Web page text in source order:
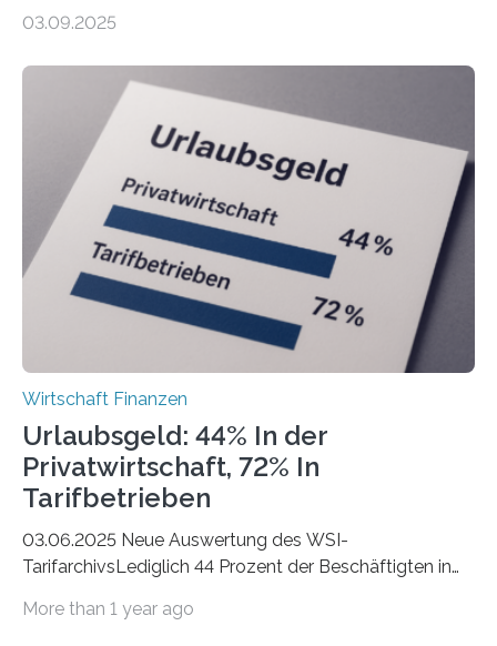
Landkreise mit den meisten Gründungen von
ist demnach Berlin. Betrachtet man nur die Gründungen
der Freiberuflerinnen, so liegt Leipzig an der Spitze. In
Berlin starteten in 2024 die meisten Personen in eine
eigene freiberufliche Existenz, dahinter folgten die
Städte Hamburg, München und Köln. Betrachtet man
hingegen die Existenzgründungsintensität – die Anzahl
der freiberuflichen Gründungen je…
03.09.2025
Wirtschaft Finanzen
Urlaubsgeld: 44% In der
Privatwirtschaft, 72% In
Tarifbetrieben
03.06.2025 Neue Auswertung des WSI-
TarifarchivsLediglich 44 Prozent der Beschäftigten in
tarifgebundenen Betrieben ist der Anteil mit 72 Prozent
More than 1 year ago